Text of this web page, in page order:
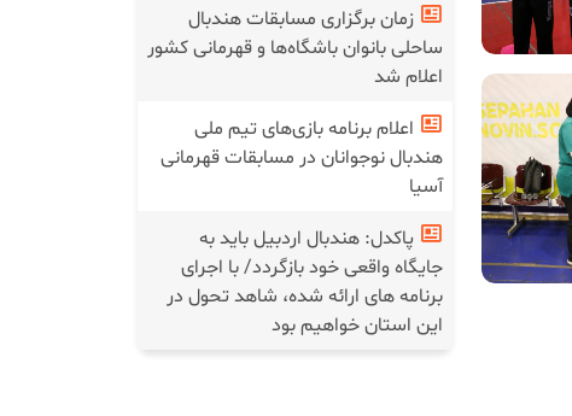
زمان برگزاری مسابقات هندبال
ساحلی بانوان باشگاه‌ها و قهرمانی کشور
اعلام شد
اعلام برنامه بازی‌های تیم ملی
هندبال نوجوانان در مسابقات قهرمانی
آسیا
پاکدل: هندبال اردبیل باید به
جایگاه واقعی خود بازگردد/ با اجرای
برنامه های ارائه شده، شاهد تحول در
این استان خواهیم بود